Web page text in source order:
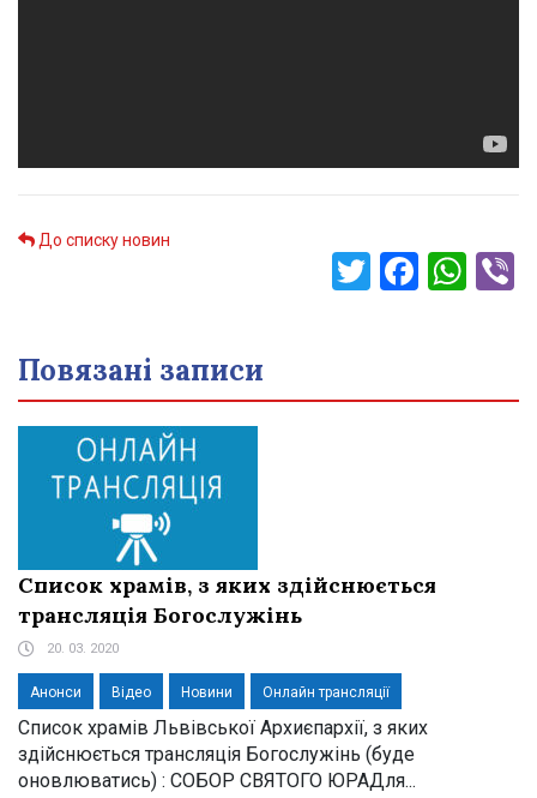
До списку новин
Twitter
Повязані записи
Список храмів, з яких здійснюється
трансляція Богослужінь
20. 03. 2020
Анонси Відео Новини Онлайн трансляції
Список храмів Львівської Архиєпархії, з яких
здійснюється трансляція Богослужінь (буде
оновлюватись) : СОБОР СВЯТОГО ЮРАДля...